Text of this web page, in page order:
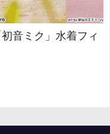
音ミク」水着フィ